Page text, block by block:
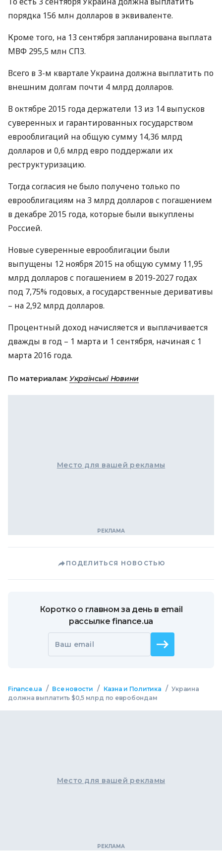
порядка 156 млн долларов в эквиваленте.
Кроме того, на 13 сентября запланирована выплата
МВФ 295,5 млн СПЗ.
Всего в 3-м квартале Украина должна выплатить по
внешним долгам почти 4 млрд долларов.
В октябре 2015 года держатели 13 из 14 выпусков
суверенных и гарантированных государством
еврооблигаций на общую сумму 14,36 млрд
долларов и 0,6 млрд евро поддержали их
реструктуризацию.
Тогда согласия не было получено только по
еврооблигациям на 3 млрд долларов с погашением
в декабре 2015 года, которые были выкуплены
Россией.
Новые суверенные еврооблигации были
выпущены 12 ноября 2015 на общую сумму 11,95
млрд долларов с погашением в 2019-2027 годах
под 7,75% годовых, а государственные деривативы
– на 2,92 млрд долларов.
Процентный доход начисляется и выплачивается
дважды в год – 1 марта и 1 сентября, начиная с 1
марта 2016 года.
По материалам: Українські Новини
Место для вашей рекламы
ПОДЕЛИТЬСЯ НОВОСТЬЮ
Коротко о главном за день в email
рассылке finance.ua
Ваш email
Finance.ua / Все новости / Казна и Политика / Украина
должна выплатить $0,5 млрд по евробондам
Место для вашей рекламы